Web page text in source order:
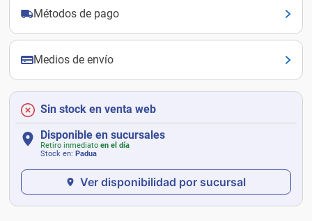
Métodos de pago
Medios de envío
Sin stock en venta web
Disponible en sucursales
Retiro inmediato en el día
Stock en: Padua
Ver disponibilidad por sucursal